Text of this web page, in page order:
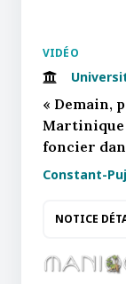
VIDÉO
« Demain,
Martinique
foncier
Constant-
NOTICE